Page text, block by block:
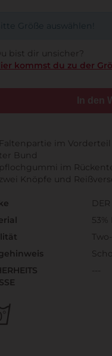
Größe auswählen!
bist dir unsicher?
kommst du zu der
In den
im Vorderteil
Bund
im
Knöpfe und